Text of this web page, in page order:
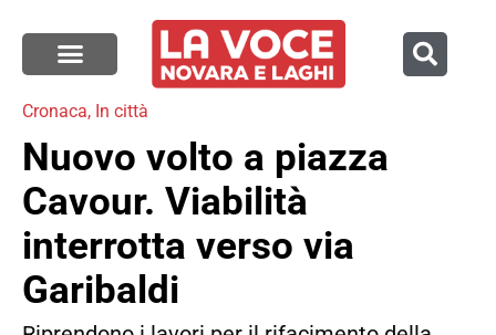
Cronaca, In città
Nuovo volto a piazza
Cavour. Viabilità
interrotta verso via
Garibaldi